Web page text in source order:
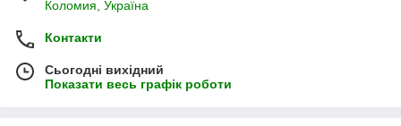
Коломия, Україна
Контакти
Сьогодні вихідний
Показати весь графік роботи